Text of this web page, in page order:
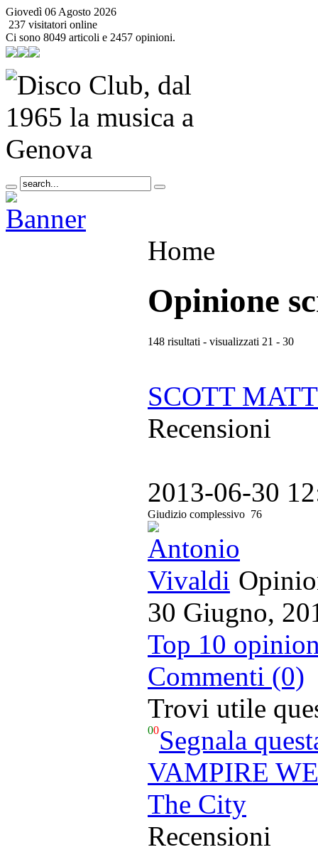
Giovedì 06 Agosto 2026
237 visitatori online
Ci sono 8049 articoli e 2457 opinioni.
Home
Opinione
148 risultati - visualizzati 21 - 30
SCOTT
Recensioni
2013-06-30
Giudizio complessivo 76
30 Giugno,
Top 10
Commenti (0)
Trovi utile
00Segnala
VAMPIRE
The City
Recensioni